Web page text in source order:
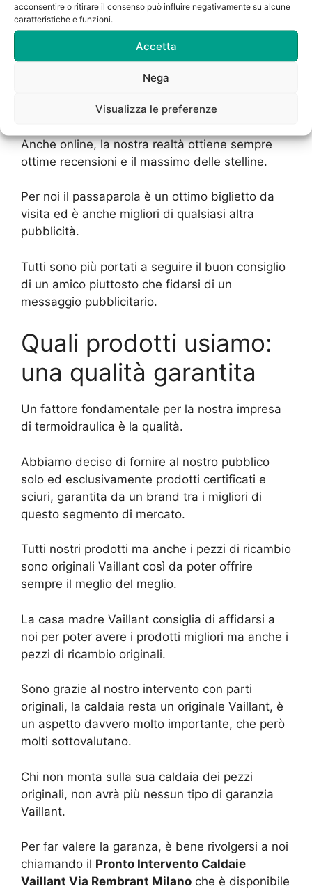
acconsentire o ritirare il consenso può influire negativamente su alcune
caratteristiche e funzioni.
Accetta
Nega
Visualizza le preferenze
aumentato e tutti si rivolgono al noi per il Pronto
Intervento Caldaie Vaillant Via Rembrant
Grazie a un’ottima suddivisione del lavoro,
commessa che ci perviene.
Anche online, la nostra realtà ottiene sempre
ottime recensioni e il massimo delle stelline.
Per noi il passaparola è un ottimo biglietto da
visita ed è anche migliori di qualsiasi altra
pubblicità.
Tutti sono più portati a seguire il buon consiglio
di un amico piuttosto che fidarsi di un
messaggio pubblicitario.
Quali prodotti usiamo:
una qualità garantita
Un fattore fondamentale per la nostra impresa
di termoidraulica è la qualità.
Abbiamo deciso di fornire al nostro pubblico
solo ed esclusivamente prodotti certificati e
sciuri, garantita da un brand tra i migliori di
questo segmento di mercato.
Tutti nostri prodotti ma anche i pezzi di ricambio
sono originali Vaillant così da poter offrire
sempre il meglio del meglio.
La casa madre Vaillant consiglia di affidarsi a
noi per poter avere i prodotti migliori ma anche i
pezzi di ricambio originali.
Sono grazie al nostro intervento con parti
originali, la caldaia resta un originale Vaillant, è
un aspetto davvero molto importante, che però
molti sottovalutano.
Chi non monta sulla sua caldaia dei pezzi
originali, non avrà più nessun tipo di garanzia
Vaillant.
Per far valere la garanza, è bene rivolgersi a noi
chiamando il Pronto Intervento Caldaie
Vaillant Via Rembrant Milano che è disponibile